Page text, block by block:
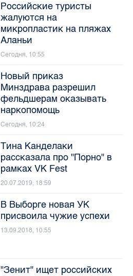
Российские туристы
жалуются на
микропластик на пляжах
Аланьи
Сегодня, 10:55
Новый приказ
Минздрава разрешил
фельдшерам оказывать
наркопомощь
Сегодня, 10:24
Тина Канделаки
рассказала про "Порно" в
рамках VK Fest
20.07.2019, 18:59
В Выборге новая УК
присвоила чужие успехи
13.09.2018, 10:55
"Зенит" ищет российских